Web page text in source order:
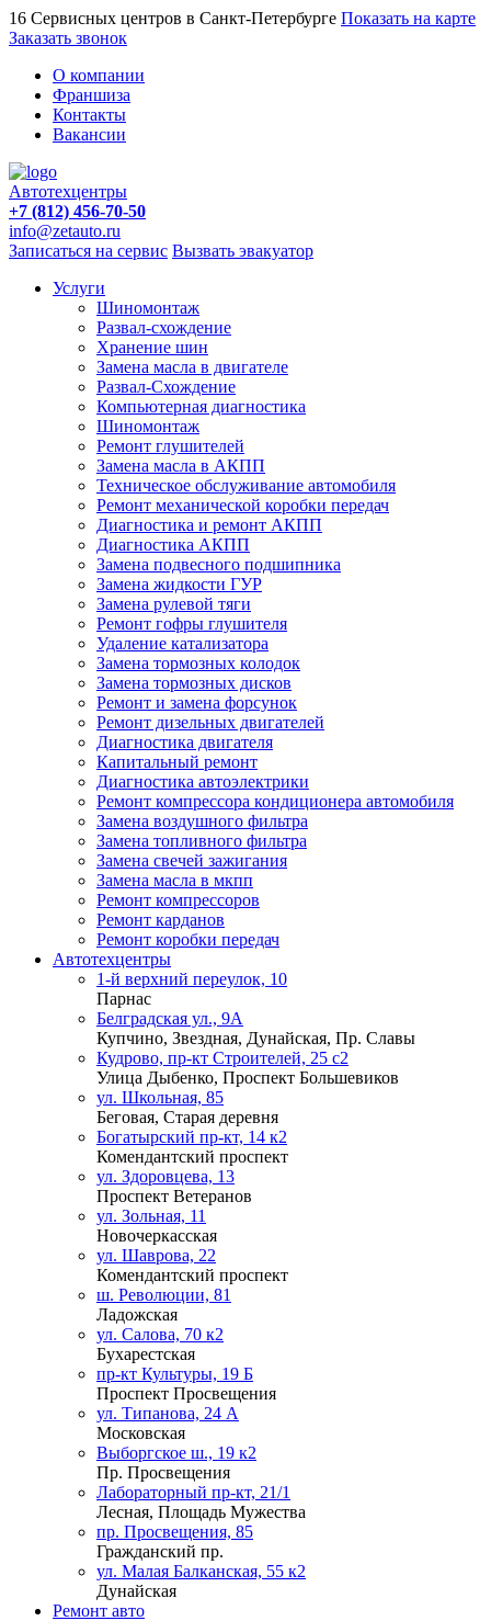
16 Сервисных центров в Санкт-Петербурге Показать на карте
Заказать звонок
О компании
Франшиза
Контакты
Вакансии
Автотехцентры
+7 (812) 456-70-50
info@zetauto.ru
Записаться на сервис Вызвать эвакуатор
Услуги
Шиномонтаж
Развал-схождение
Хранение шин
Замена масла в двигателе
Развал-Схождение
Компьютерная диагностика
Шиномонтаж
Ремонт глушителей
Замена масла в АКПП
Техническое обслуживание автомобиля
Ремонт механической коробки передач
Диагностика и ремонт АКПП
Диагностика АКПП
Замена подвесного подшипника
Замена жидкости ГУР
Замена рулевой тяги
Ремонт гофры глушителя
Удаление катализатора
Замена тормозных колодок
Замена тормозных дисков
Ремонт и замена форсунок
Ремонт дизельных двигателей
Диагностика двигателя
Капитальный ремонт
Диагностика автоэлектрики
Ремонт компрессора кондиционера автомобиля
Замена воздушного фильтра
Замена топливного фильтра
Замена свечей зажигания
Замена масла в мкпп
Ремонт компрессоров
Ремонт карданов
Ремонт коробки передач
Автотехцентры
1-й верхний переулок, 10
Парнас
Белградская ул., 9А
Купчино, Звездная, Дунайская, Пр. Славы
Кудрово, пр-кт Строителей, 25 с2
Улица Дыбенко, Проспект Большевиков
ул. Школьная, 85
Беговая, Старая деревня
Богатырский пр-кт, 14 к2
Комендантский проспект
ул. Здоровцева, 13
Проспект Ветеранов
ул. Зольная, 11
Новочеркасская
ул. Шаврова, 22
Комендантский проспект
ш. Революции, 81
Ладожская
ул. Салова, 70 к2
Бухарестская
пр-кт Культуры, 19 Б
Проспект Просвещения
ул. Типанова, 24 А
Московская
Выборгское ш., 19 к2
Пр. Просвещения
Лабораторный пр-кт, 21/1
Лесная, Площадь Мужества
пр. Просвещения, 85
Гражданский пр.
ул. Малая Балканская, 55 к2
Дунайская
Ремонт авто